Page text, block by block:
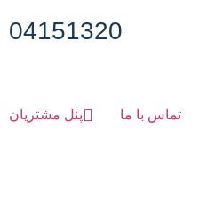
04151320
تماس با ما پنل مشتریان